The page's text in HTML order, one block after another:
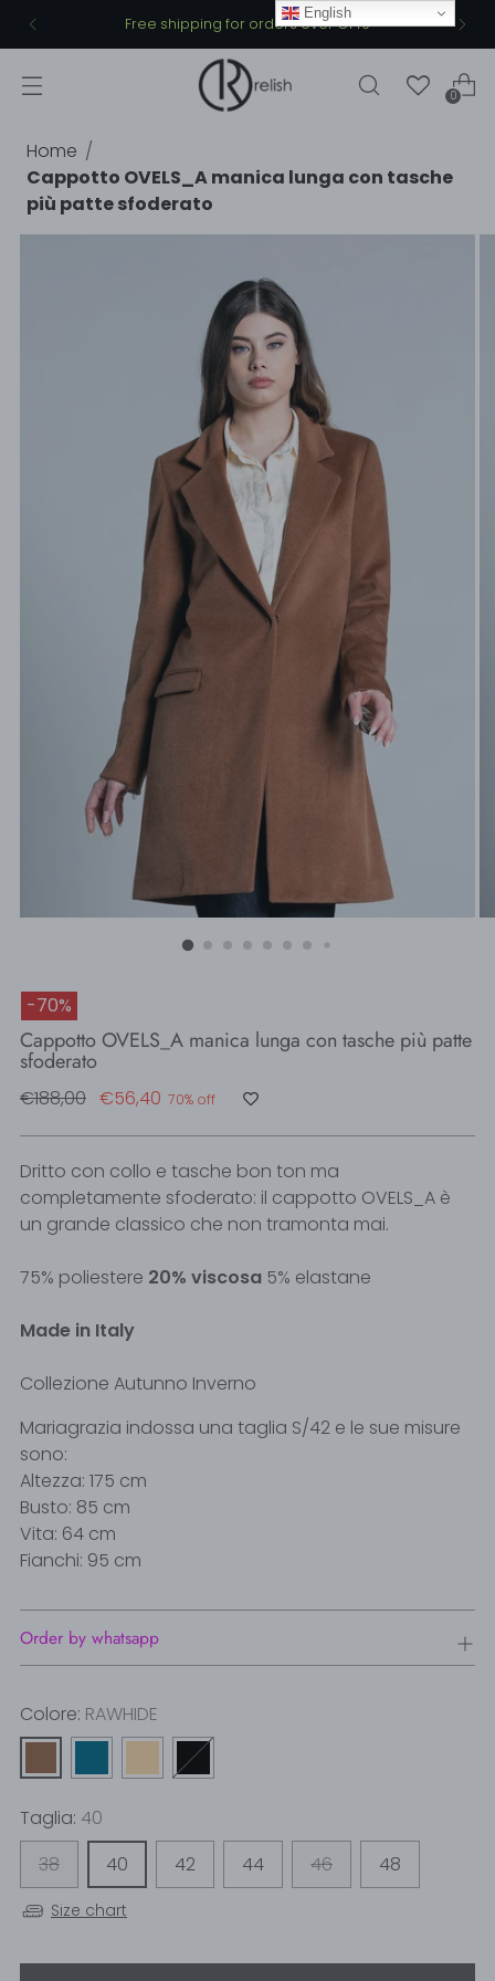
Free shipping for orders over €149
0
Home
Cappotto OVELS_A manica lunga con tasche
più patte sfoderato
-70%
Cappotto OVELS_A manica lunga con tasche più patte
sfoderato
Regular
€188,00 €56,40 70% off
Dritto con collo e tasche bon ton ma
completamente sfoderato: il cappotto OVELS_A è
un grande classico che non tramonta mai.
75% poliestere 20% viscosa 5% elastane
Made in Italy
Collezione Autunno Inverno
Mariagrazia indossa una taglia S/42 e le sue misure
sono:
Altezza: 175 cm
Busto: 85 cm
Vita: 64 cm
Fianchi: 95 cm
Order by whatsapp
Colore: RAWHIDE
Taglia: 40
38
40 42 44 46 48
Size chart
English